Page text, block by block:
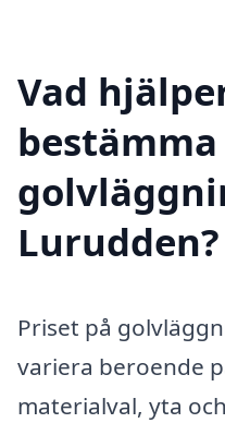
Vad
Lurudden?
Priset på
variera beroende
materialval, yta